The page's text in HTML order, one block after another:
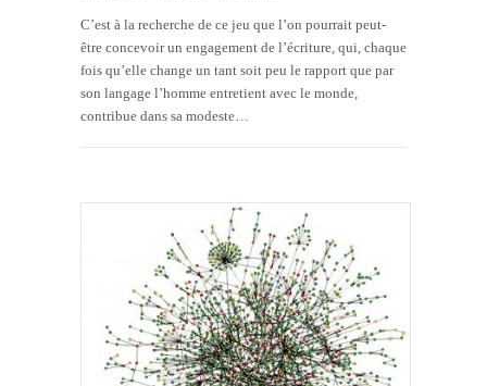
C’est à la recherche de ce jeu que l’on pourrait peut-
être concevoir un engagement de l’écriture, qui, chaque
fois qu’elle change un tant soit peu le rapport que par
son langage l’homme entretient avec le monde,
contribue dans sa modeste…